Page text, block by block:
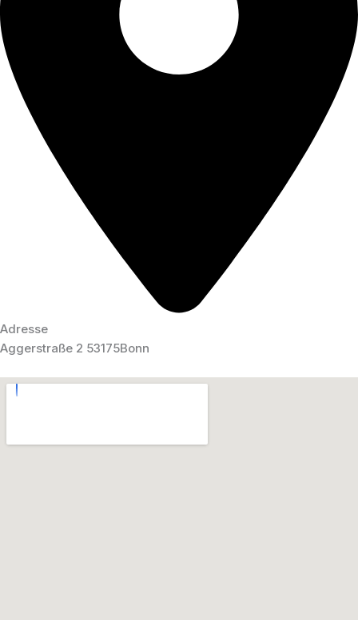
Adresse
Aggerstraße 2 53175Bonn